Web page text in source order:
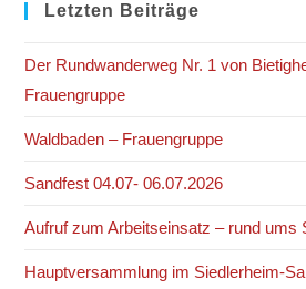
Letzten Beiträge
Der Rundwanderweg Nr. 1 von
Frauengruppe
Waldbaden – Frauengruppe
Sandfest 04.07- 06.07.2026
Aufruf zum Arbeitseinsatz – rund ums
Hauptversammlung im Siedlerheim-